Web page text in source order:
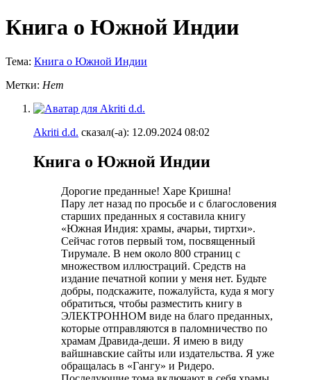
Книга о Южной Индии
Тема: Книга о Южной Индии
Метки: Нет
Akriti d.d. сказал(-а): 12.09.2024 08:02
Книга о Южной Индии
Дорогие преданные! Харе Кришна!
Пару лет назад по просьбе и с благословения
старших преданных я составила книгу
«Южная Индия: храмы, ачарьи, тиртхи».
Сейчас готов первый том, посвященный
Тирумале. В нем около 800 страниц с
множеством иллюстраций. Средств на
издание печатной копии у меня нет. Будьте
добры, подскажите, пожалуйста, куда я могу
обратиться, чтобы разместить книгу в
ЭЛЕКТРОННОМ виде на благо преданных,
которые отправляются в паломничество по
храмам Дравида-деши. Я имею в виду
вайшнавские сайты или издательства. Я уже
обращалась в «Гангу» и Ридеро.